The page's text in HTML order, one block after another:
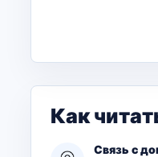
Как
Связь с